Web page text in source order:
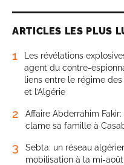
ARTICLES LES PLUS
1
Les révélations
agent du contre-
liens entre le régime
et l’Algérie
2
Affaire Abderrahim
clame sa famille à
3
Sebta: un réseau
mobilisation à la mi-